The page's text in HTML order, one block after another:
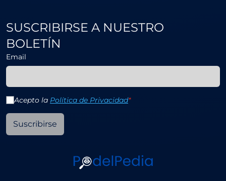
SUSCRIBIRSE A NUESTRO
BOLETÍN
Email
Acepto la Política de Privacidad*
Suscribirse